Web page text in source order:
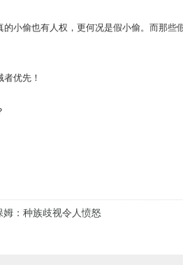
偷也有人权，更何况是假小偷。而那些
优先！
：种族歧视令人愤怒